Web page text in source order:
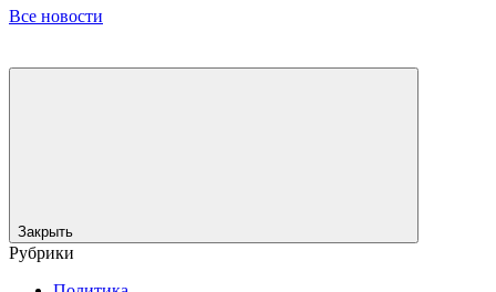
Все новости
Закрыть
Рубрики